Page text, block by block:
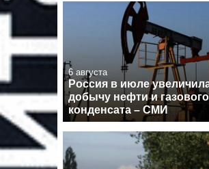
6 августа
Россия в июле
добычу нефти и газового
конденсата – СМИ